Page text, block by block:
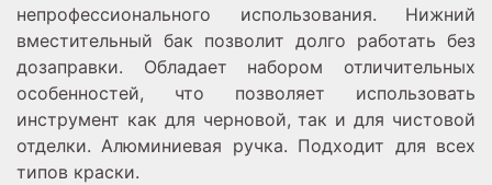
непрофессионального использования. Нижний
вместительный бак позволит долго работать без
дозаправки. Обладает набором отличительных
особенностей, что позволяет использовать
инструмент как для черновой, так и для чистовой
отделки. Алюминиевая ручка. Подходит для всех
типов краски.